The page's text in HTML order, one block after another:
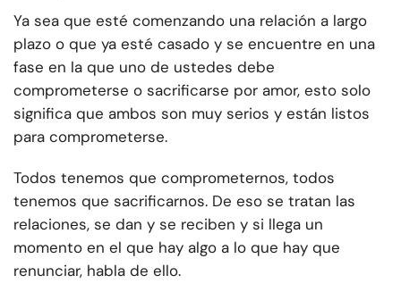
Ya sea que esté comenzando una relación a largo
plazo o que ya esté casado y se encuentre en una
fase en la que uno de ustedes debe
comprometerse o sacrificarse por amor, esto solo
significa que ambos son muy serios y están listos
para comprometerse.
Todos tenemos que comprometernos, todos
tenemos que sacrificarnos. De eso se tratan las
relaciones, se dan y se reciben y si llega un
momento en el que hay algo a lo que hay que
renunciar, habla de ello.